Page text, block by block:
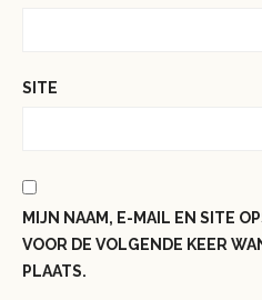
SITE
MIJN NAAM, E-MAIL EN SITE
VOOR DE VOLGENDE KEER
PLAATS.